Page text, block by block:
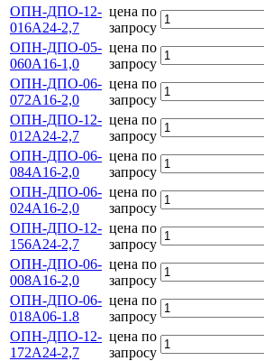
ОПН-ДПО-12-
016А24-2,7
цена по
запросу
ОПН-ДПО-05-
060А16-1,0
цена по
запросу
ОПН-ДПО-06-
072А16-2,0
цена по
запросу
ОПН-ДПО-12-
012А24-2,7
цена по
запросу
ОПН-ДПО-06-
084А16-2,0
цена по
запросу
ОПН-ДПО-06-
024А16-2,0
цена по
запросу
ОПН-ДПО-12-
156А24-2,7
цена по
запросу
ОПН-ДПО-06-
008А16-2,0
цена по
запросу
ОПН-ДПО-06-
018А06-1.8
цена по
запросу
ОПН-ДПО-12-
172А24-2,7
цена по
запросу